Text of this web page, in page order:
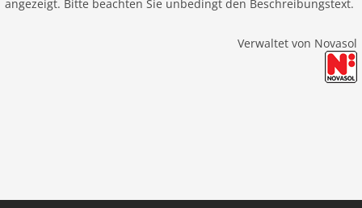
angezeigt. Bitte beachten Sie unbedingt den Beschreibungstext.
Verwaltet von Novasol